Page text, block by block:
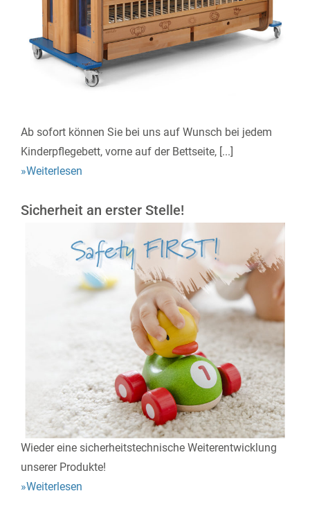
Ab sofort können Sie bei uns auf Wunsch bei jedem
Kinderpflegebett, vorne auf der Bettseite, [...]
»Weiterlesen
Sicherheit an erster Stelle!
Wieder eine sicherheitstechnische Weiterentwicklung
unserer Produkte!
»Weiterlesen